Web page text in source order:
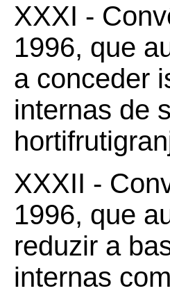
XXXI -
1996, que
a conceder
internas de
XXXII -
1996, que
reduzir a
internas